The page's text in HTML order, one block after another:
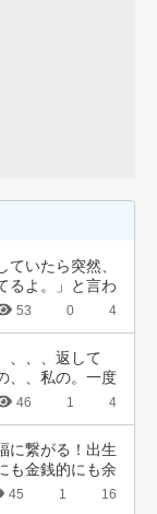
ていたら突然、
るよ。」と言わ
53 0 4
、、、返して
、、私の。一度
46 1 4
に繋がる！出生
も金銭的にも余
45 1 16